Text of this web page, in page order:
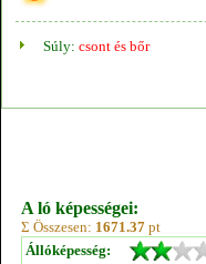
Súly: csont és bőr
A ló képességei:
Σ Összesen: 1671.37 pt
Állóképesség: